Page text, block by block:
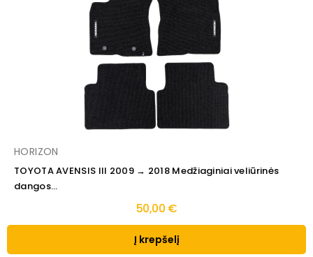
HORIZON
TOYOTA AVENSIS III 2009 → 2018 Medžiaginiai veliūrinės
dangos...
50,00 €
Į krepšelį